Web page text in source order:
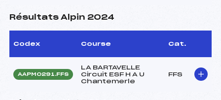
Résultats Alpin 2024
Codex Course Cat.
AAPM0291.FFS
LA BARTAVELLE
Circuit ESF H A U
Chantemerle
FFS